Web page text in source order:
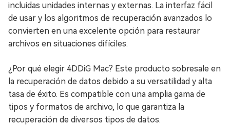
incluidas unidades internas y externas. La interfaz fácil
de usar y los algoritmos de recuperación avanzados lo
convierten en una excelente opción para restaurar
archivos en situaciones difíciles.
¿Por qué elegir 4DDiG Mac? Este producto sobresale en
la recuperación de datos debido a su versatilidad y alta
tasa de éxito. Es compatible con una amplia gama de
tipos y formatos de archivo, lo que garantiza la
recuperación de diversos tipos de datos.